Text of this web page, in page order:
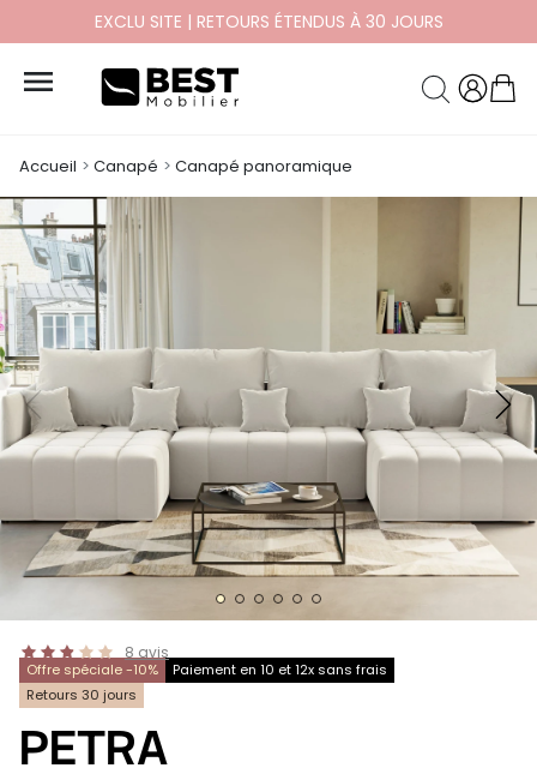
PAYEZ EN 10X ET 12X SANS FRAIS

Accueil Canapé Canapé panoramique
8 avis
Offre spéciale -10%
Paiement en 10 et 12x sans frais
Retours 30 jours
PETRA